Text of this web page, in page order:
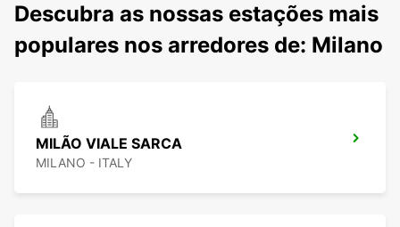
Descubra as nossas estações mais
populares nos arredores de: Milano
MILÃO VIALE SARCA
MILANO - ITALY